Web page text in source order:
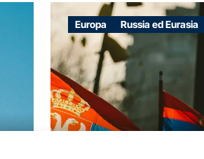
Europa Russia ed Eurasia